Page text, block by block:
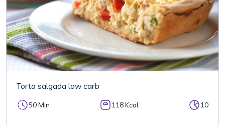
Torta salgada low carb
50 Min 118 Kcal 10